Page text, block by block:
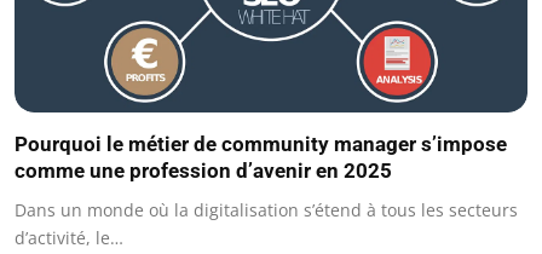
Pourquoi le métier de community manager s’impose
comme une profession d’avenir en 2025
Dans un monde où la digitalisation s’étend à tous les secteurs
d’activité, le…